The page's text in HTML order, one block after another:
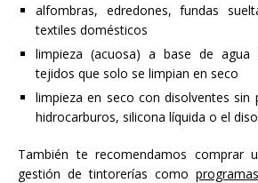
alfombras, edredones, fundas
textiles domésticos
limpieza (acuosa) a base de agua
tejidos que solo se limpian en seco
limpieza en seco con disolventes sin
hidrocarburos, silicona líquida o el
También te recomendamos comprar
gestión de tintorerías como